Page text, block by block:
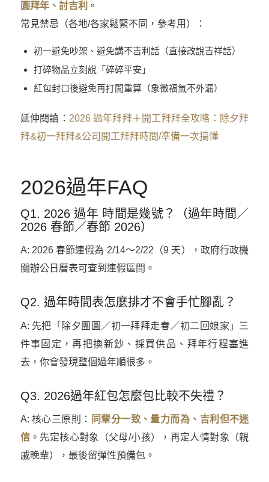
圓拜年、討吉利 。
常見禁忌（各地/各家鬆緊不同，參考用）：
初一避免吵架、避免講不吉利話（直接改說吉祥話）
打碎物品立刻說「碎碎平安」
紅包封口後避免再打開重算（象徵福氣不外漏）
延伸閱讀： 2026 過年拜拜＋開工拜拜全攻略：除夕拜
拜&初一拜拜&公司開工拜拜時間/準備一次搞懂
2026過年FAQ
Q1. 2026 過年 時間是幾號？（過年時間／
2026 春節／春節 2026）
A: 2026 春節連假為 2/14～2/22（9 天），政府行政機
關辦公日曆表可查到連假區間。
Q2. 過年時間表怎麼排才不會手忙腳亂？
A: 先把「除夕團圓／初一拜拜走春／初二回娘家」三
件事固定，再把換新鈔、採買供品、拜年行程塞進
去，你會發現整個過年順很多。
Q3. 2026過年紅包怎麼包比較不失禮？
A: 核心三原則：
同輩分一致、量力而為、吉利但不迷
信。先定核心對象（父母/小孩），再定人情對象（親
戚晚輩），最後留彈性預備包。